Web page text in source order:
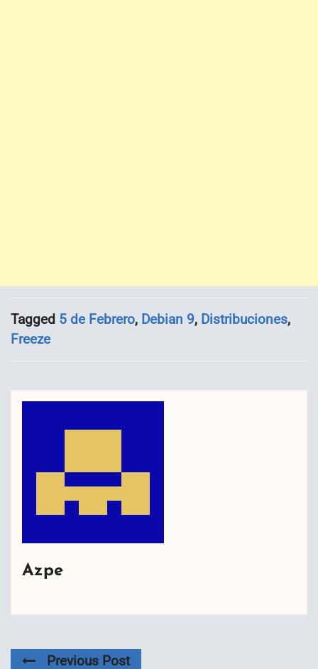
Tagged 5 de Febrero, Debian 9, Distribuciones,
Freeze
Azpe
Previous Post